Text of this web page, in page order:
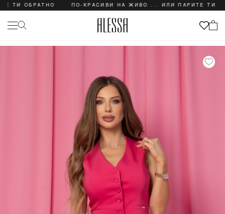
ОБРАТНО ПО-КРАСИВИ НА ЖИВО ... ИЛИ ПАРИТЕ ТИ